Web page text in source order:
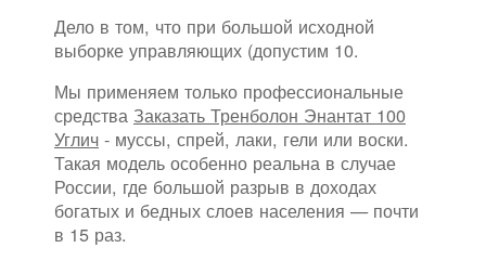
Дело в том, что при большой исходной
выборке управляющих (допустим 10.
Мы применяем только профессиональные
средства Заказать Тренболон Энантат 100
Углич - муссы, спрей, лаки, гели или воски.
Такая модель особенно реальна в случае
России, где большой разрыв в доходах
богатых и бедных слоев населения — почти
в 15 раз.